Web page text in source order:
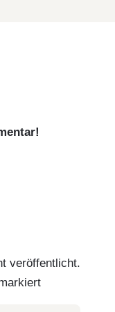
veröffentlicht.